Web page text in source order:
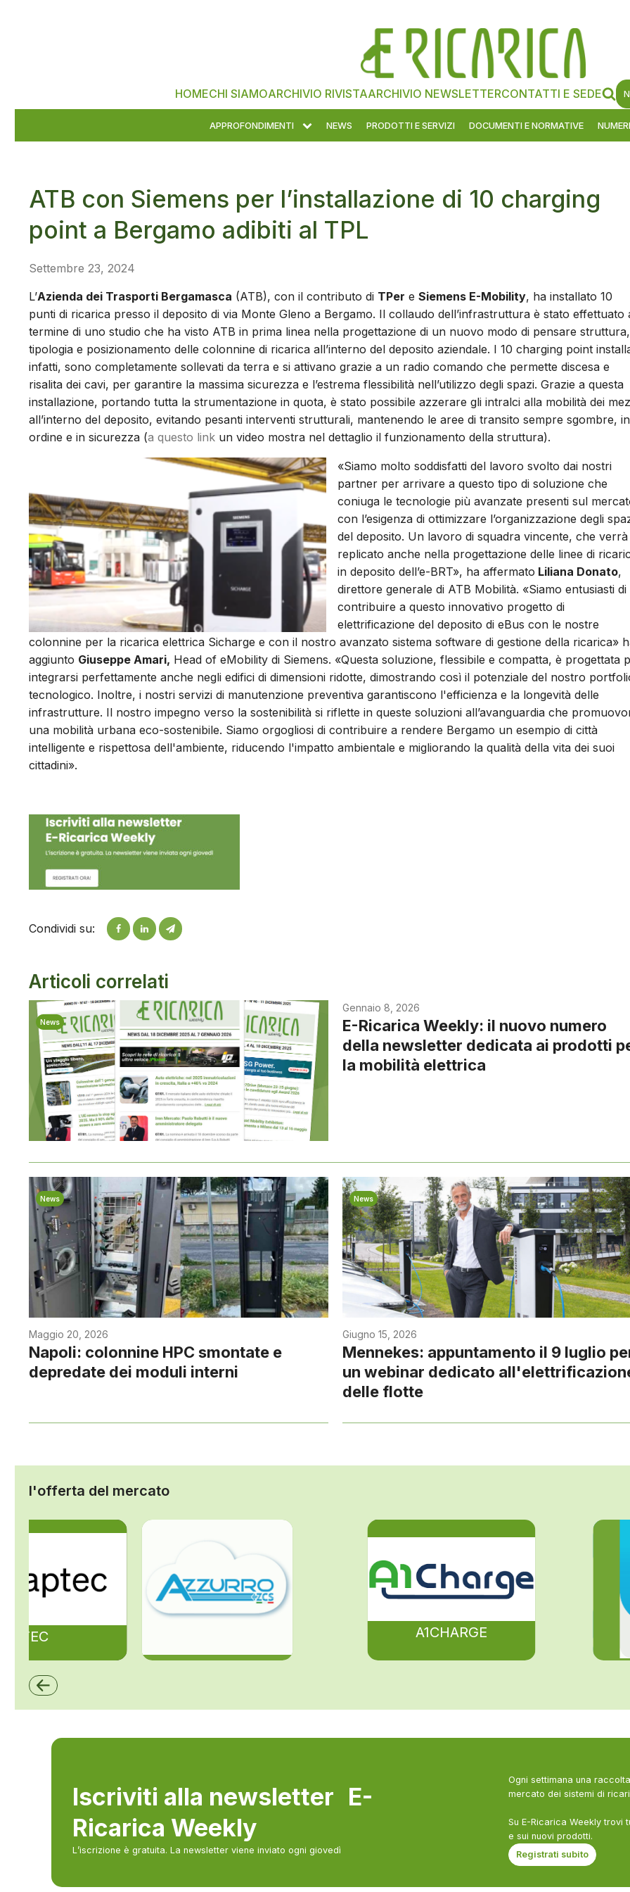
HOMECHI SIAMOARCHIVIO RIVISTAARCHIVIO NEWSLETTERCONTATTI E SEDE
APPROFONDIMENTI NEWS PRODOTTI E SERVIZI DOCUMENTI E NORMATIVE
ATB con Siemens per l’installazione di 10 charging
point a Bergamo adibiti al TPL
Settembre 23, 2024
L’Azienda dei Trasporti Bergamasca (ATB), con il contributo di TPer e Siemens E-Mobility, ha installato 10
punti di ricarica presso il deposito di via Monte Gleno a Bergamo. Il collaudo dell’infrastruttura è stato effettuato
termine di uno studio che ha visto ATB in prima linea nella progettazione di un nuovo modo di pensare struttura,
tipologia e posizionamento delle colonnine di ricarica all’interno del deposito aziendale. I 10 charging point
infatti, sono completamente sollevati da terra e si attivano grazie a un radio comando che permette discesa e
risalita dei cavi, per garantire la massima sicurezza e l’estrema flessibilità nell’utilizzo degli spazi. Grazie a questa
installazione, portando tutta la strumentazione in quota, è stato possibile azzerare gli intralci alla mobilità dei
all’interno del deposito, evitando pesanti interventi strutturali, mantenendo le aree di transito sempre sgombre, in
ordine e in sicurezza (a questo link un video mostra nel dettaglio il funzionamento della struttura).
«Siamo molto soddisfatti del lavoro svolto dai nostri
partner per arrivare a questo tipo di soluzione che
coniuga le tecnologie più avanzate presenti sul
con l’esigenza di ottimizzare l’organizzazione degli
del deposito. Un lavoro di squadra vincente, che verrà
replicato anche nella progettazione delle linee di
in deposito dell’e-BRT», ha affermato Liliana Donato,
direttore generale di ATB Mobilità. «Siamo entusiasti di
contribuire a questo innovativo progetto di
elettrificazione del deposito di eBus con le nostre
colonnine per la ricarica elettrica Sicharge e con il nostro avanzato sistema software di gestione della ricarica»
aggiunto Giuseppe Amari, Head of eMobility di Siemens. «Questa soluzione, flessibile e compatta, è progettata
integrarsi perfettamente anche negli edifici di dimensioni ridotte, dimostrando così il potenziale del nostro
tecnologico. Inoltre, i nostri servizi di manutenzione preventiva garantiscono l'efficienza e la longevità delle
infrastrutture. Il nostro impegno verso la sostenibilità si riflette in queste soluzioni all’avanguardia che
una mobilità urbana eco-sostenibile. Siamo orgogliosi di contribuire a rendere Bergamo un esempio di città
intelligente e rispettosa dell'ambiente, riducendo l'impatto ambientale e migliorando la qualità della vita dei suoi
cittadini».
Condividi su:
Articoli correlati
News
Gennaio 8, 2026
E-Ricarica Weekly: il nuovo numero
della newsletter dedicata ai prodotti
la mobilità elettrica
News
Maggio 20, 2026
Napoli: colonnine HPC smontate e
depredate dei moduli interni
News
Giugno 15, 2026
Mennekes: appuntamento il 9 luglio
un webinar dedicato
delle flotte
l'offerta del mercato
A1CHARGE
ZCS Azzurro
Iscriviti alla newsletter E-
Ricarica Weekly
L’iscrizione è gratuita. La newsletter viene inviato ogni giovedì
Ogni settimana una
mercato dei sistemi di
Su E-Ricarica Weekly trovi
e sui nuovi prodotti.
Registrati subito